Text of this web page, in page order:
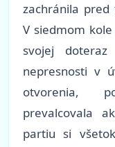
zachránila
V siedmom
svojej
nepresnosti v
otvorenia,
prevalcovala
partiu si